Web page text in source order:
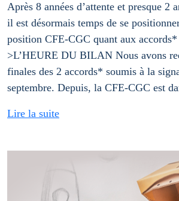
Après 8 années d’attente et presque 2
il est désormais temps de se
position CFE-CGC quant aux accords*
>L’HEURE DU BILAN Nous avons
finales des 2 accords* soumis à la
septembre. Depuis, la CFE-CGC est
Lire la suite